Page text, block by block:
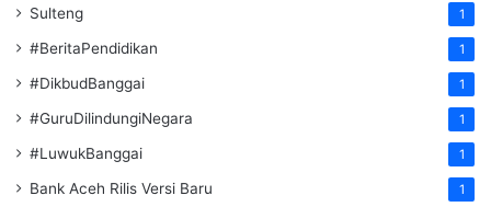
Sulteng 1
#BeritaPendidikan 1
#DikbudBanggai 1
#GuruDilindungiNegara 1
#LuwukBanggai 1
Bank Aceh Rilis Versi Baru 1